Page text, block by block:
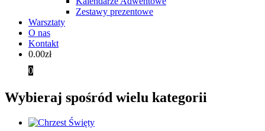
Zestawy prezentowe
Warsztaty
O nas
Kontakt
0.00zł
0
Wybieraj spośród wielu kategorii